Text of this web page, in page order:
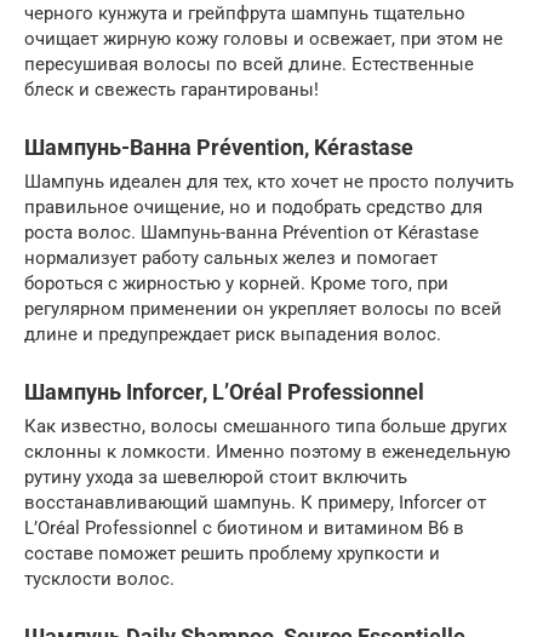
черного кунжута и грейпфрута шампунь тщательно
очищает жирную кожу головы и освежает, при этом не
пересушивая волосы по всей длине. Естественные
блеск и свежесть гарантированы!
Шампунь-Ванна Prévention, Kérastase
Шампунь идеален для тех, кто хочет не просто получить
правильное очищение, но и подобрать средство для
роста волос. Шампунь-ванна Prévention от Kérastase
нормализует работу сальных желез и помогает
бороться с жирностью у корней. Кроме того, при
регулярном применении он укрепляет волосы по всей
длине и предупреждает риск выпадения волос.
Шампунь Inforcer, L’Oréal Professionnel
Как известно, волосы смешанного типа больше других
склонны к ломкости. Именно поэтому в еженедельную
рутину ухода за шевелюрой стоит включить
восстанавливающий шампунь. К примеру, Inforcer от
L’Oréal Professionnel с биотином и витамином B6 в
составе поможет решить проблему хрупкости и
тусклости волос.